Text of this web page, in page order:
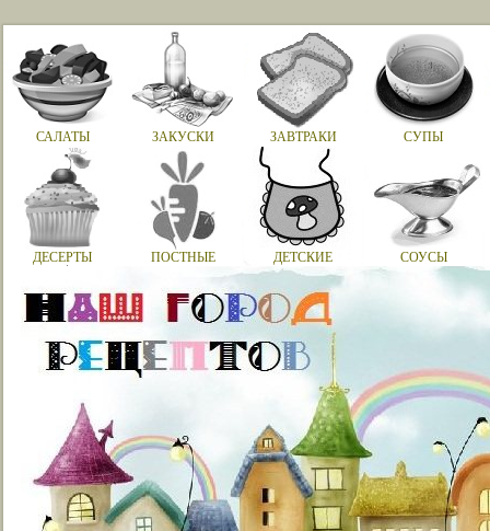
САЛАТЫ ЗАКУСКИ ЗАВТРАКИ СУПЫ
ДЕСЕРТЫ ПОСТНЫЕ ДЕТСКИЕ СОУСЫ